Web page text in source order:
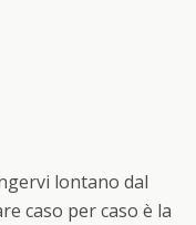
lontano dal
caso per caso è la